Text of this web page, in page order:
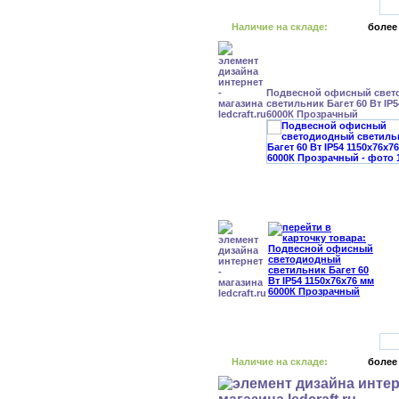
Наличие на складе: более
Подвесной офисный
светильник Багет 60 Вт
6000К Прозрачный
Наличие на складе: более